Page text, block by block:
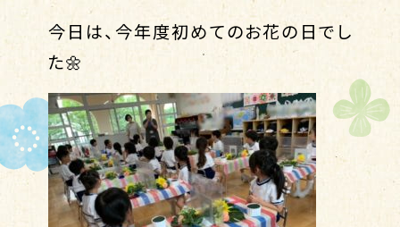
今日は、今年度初めてのお花の日でし
た🌼